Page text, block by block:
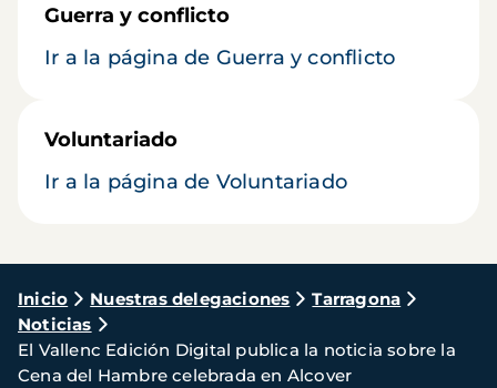
Guerra y conflicto
Ir a la página de Guerra y conflicto
Voluntariado
Ir a la página de Voluntariado
Ruta
de
navegación
Inicio Nuestras delegaciones
Tarragona
Noticias
El Vallenc Edición Digital publica la noticia sobre la
Cena del Hambre celebrada en Alcover